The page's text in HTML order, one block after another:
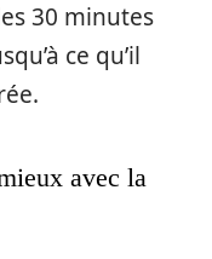
30 minutes
ce qu’il
avec la